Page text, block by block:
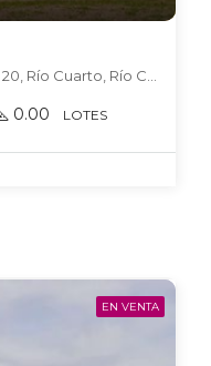
0.00 LOTES
EN VENTA